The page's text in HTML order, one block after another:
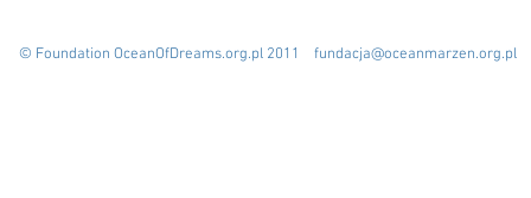
© Foundation OceanOfDreams.org.pl 2011 fundacja@oceanmarzen.org.pl